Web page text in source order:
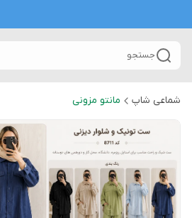
جستجو
شماعی شاپ مانتو مزونی